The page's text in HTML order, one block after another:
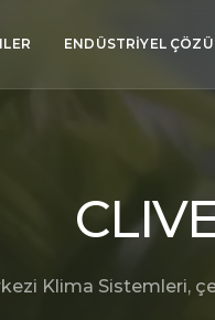
ENDÜSTRIYEL
Klima Sistemleri,